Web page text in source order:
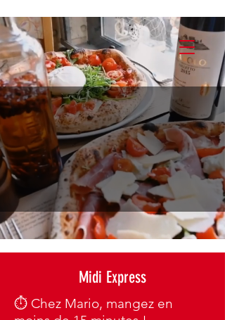
La première pizzeria de
Suisse à Lausanne
PIZZA & BASTA !
Midi Express
⏱️ Chez Mario, mangez en